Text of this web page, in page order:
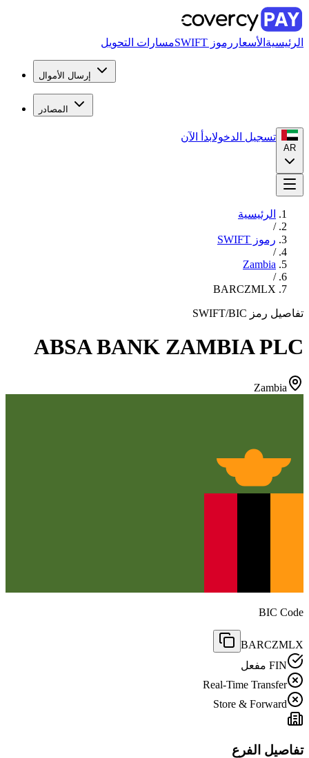
الرئيسية الأسعار رموز SWIFT مسارات التحويل
إرسال الأموال
المصادر
AR
تسجيل الدخولابدأ الآن
الرئيسية
/
رموز SWIFT
/
Zambia
/
BARCZMLX
تفاصيل رمز SWIFT/BIC
ABSA BANK ZAMBIA PLC
Zambia
BIC Code
BARCZMLX
FIN مفعل
Real-Time Transfer
Store & Forward
تفاصيل الفرع